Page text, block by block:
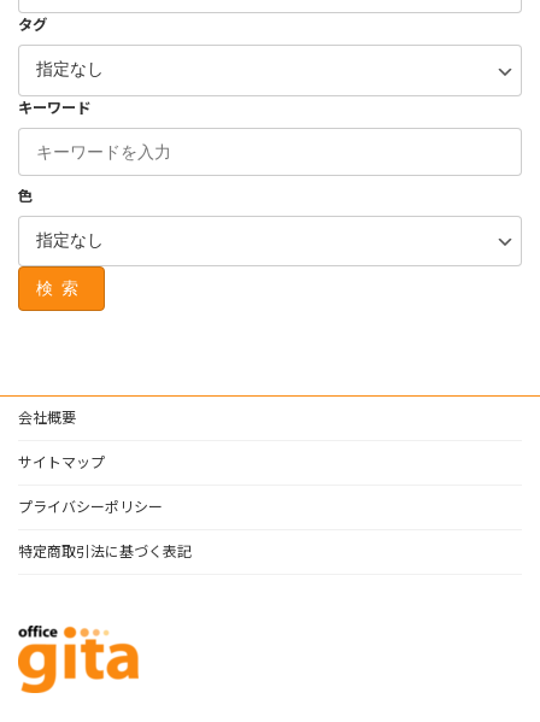
タグ
キーワード
色
検索
会社概要
サイトマップ
プライバシーポリシー
特定商取引法に基づく表記